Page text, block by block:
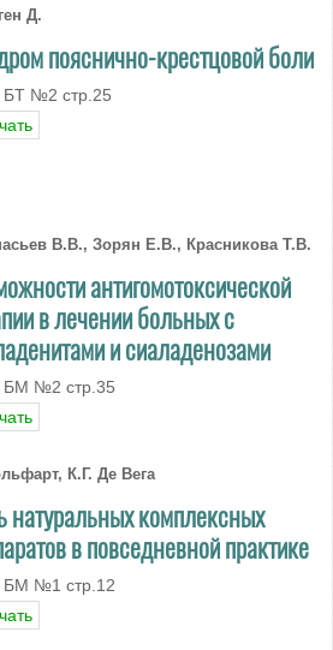
Д.
пояснично-крестцовой боли
БT №2 стр.25
В.В., Зорян Е.В., Красникова Т.В.
антигомотоксической
в лечении больных с
и сиаладенозами
БМ №2 стр.35
К.Г. Де Вега
натуральных комплексных
в повседневной практике
БМ №1 стр.12